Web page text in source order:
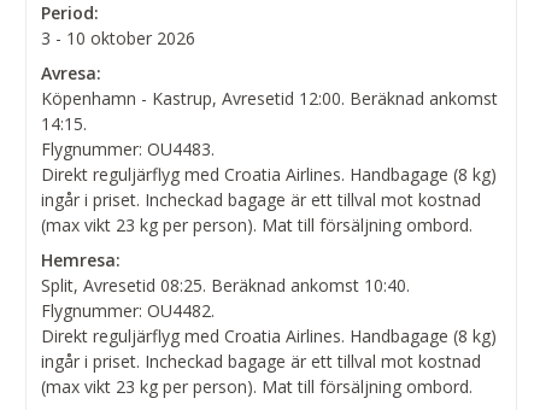
Period:
3 - 10 oktober 2026
Avresa:
Köpenhamn - Kastrup, Avresetid 12:00. Beräknad ankomst
14:15.
Flygnummer: OU4483.
Direkt reguljärflyg med Croatia Airlines. Handbagage (8 kg)
ingår i priset. Incheckad bagage är ett tillval mot kostnad
(max vikt 23 kg per person). Mat till försäljning ombord.
Hemresa:
Split, Avresetid 08:25. Beräknad ankomst 10:40.
Flygnummer: OU4482.
Direkt reguljärflyg med Croatia Airlines. Handbagage (8 kg)
ingår i priset. Incheckad bagage är ett tillval mot kostnad
(max vikt 23 kg per person). Mat till försäljning ombord.